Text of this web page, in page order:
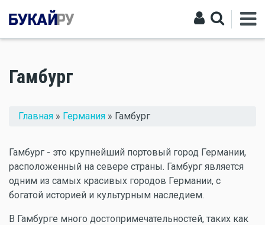
Гамбург
Вы здесь
Главная » Германия » Гамбург
Гамбург - это крупнейший портовый город Германии,
расположенный на севере страны. Гамбург является
одним из самых красивых городов Германии, с
богатой историей и культурным наследием.
В Гамбурге много достопримечательностей, таких как